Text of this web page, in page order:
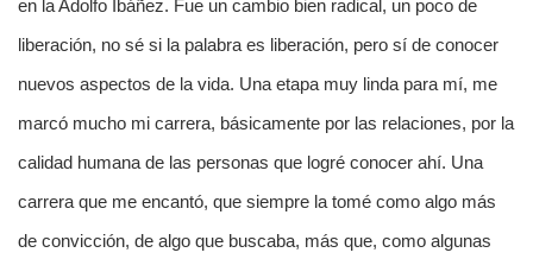
en la Adolfo Ibáñez. Fue un cambio bien radical, un poco de
liberación, no sé si la palabra es liberación, pero sí de conocer
nuevos aspectos de la vida. Una etapa muy linda para mí, me
marcó mucho mi carrera, básicamente por las relaciones, por la
calidad humana de las personas que logré conocer ahí. Una
carrera que me encantó, que siempre la tomé como algo más
de convicción, de algo que buscaba, más que, como algunas